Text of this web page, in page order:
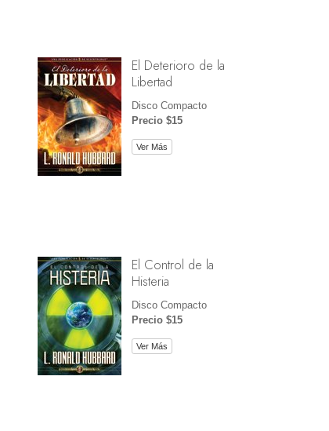
El Deterioro de la
Libertad
Disco Compacto
Precio $15
Ver Más
El Control de la
Histeria
Disco Compacto
Precio $15
Ver Más